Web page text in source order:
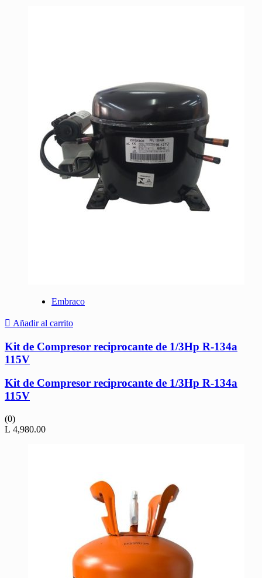
Embraco
Añadir al carrito
Kit de Compresor reciprocante de 1/3Hp R-134a
115V
Kit de Compresor reciprocante de 1/3Hp R-134a
115V
(0)
L 4,980.00